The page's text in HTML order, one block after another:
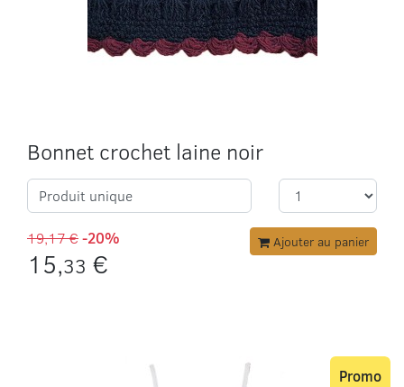
Bonnet crochet laine noir
Produit unique
19,17 €-20%
15,33 €
Ajouter au panier
Promo